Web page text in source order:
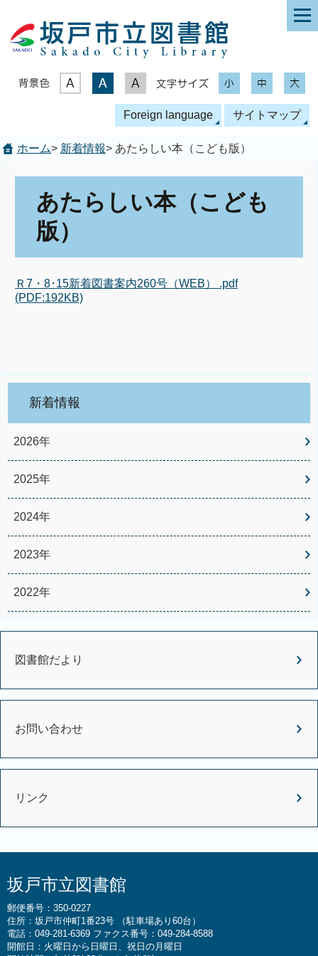
文字サイズ
表示色
Foreign language サイトマップ
ホーム> 新着情報> あたらしい本（こども版）
あたらしい本（こども
版）
Ｒ7・8･15新着図書案内260号（WEB） .pdf
(PDF:192KB)
新着情報
2026年
2025年
2024年
2023年
2022年
図書館だより
お問い合わせ
リンク
坂戸市立図書館
郵便番号：350-0227
住所：坂戸市仲町1番23号 （駐車場あり60台）
電話：049-281-6369 ファクス番号：049-284-8588
開館日：火曜日から日曜日、祝日の月曜日